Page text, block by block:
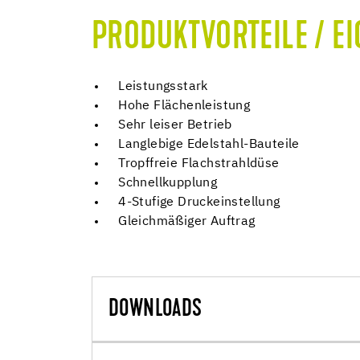
PRODUKTVORTEILE /
Leistungsstark
Hohe Flächenleistung
Sehr leiser Betrieb
Langlebige Edelstahl-Bauteile
Tropffreie Flachstrahldüse
Schnellkupplung
4-Stufige Druckeinstellung
Gleichmäßiger Auftrag
DOWNLOADS